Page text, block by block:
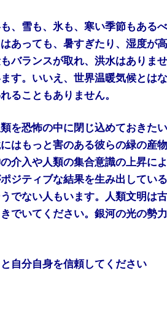
、雪も、氷も、寒い季節もある
あっても、暑すぎたり、湿度が
バランスが取れ、洪水はありま
す。いいえ、世界温暖気候とは
ることもありません。
を恐怖の中に閉じ込めておきた
はもっと害のある彼らの緑の産
介入や人類の集合意識の上昇に
ジティブな結果を生み出してい
でない人もいます。人類文明は
でいてください。銀河の光の勢
自分自身を信頼してください